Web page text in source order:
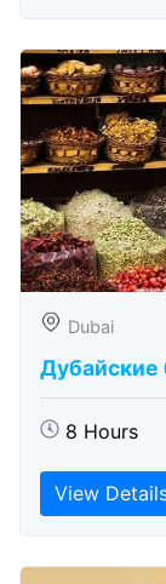
Dubai
Дубайские
8 Hours
View